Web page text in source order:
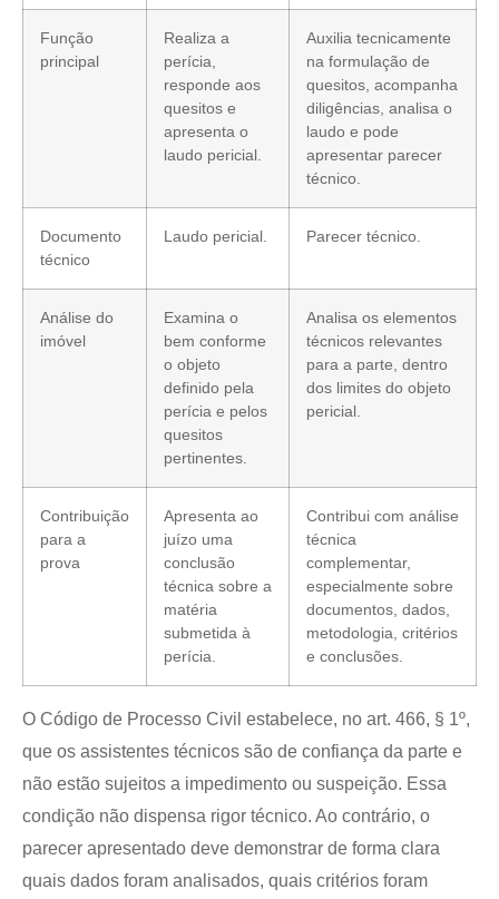
Função
principal
Realiza a
perícia,
responde aos
quesitos e
apresenta o
laudo pericial.
Auxilia tecnicamente
na formulação de
quesitos, acompanha
diligências, analisa o
laudo e pode
apresentar parecer
técnico.
Documento
técnico
Laudo pericial. Parecer técnico.
Análise do
imóvel
Examina o
bem conforme
o objeto
definido pela
perícia e pelos
quesitos
pertinentes.
Analisa os elementos
técnicos relevantes
para a parte, dentro
dos limites do objeto
pericial.
Contribuição
para a
prova
Apresenta ao
juízo uma
conclusão
técnica sobre a
matéria
submetida à
perícia.
Contribui com análise
técnica
complementar,
especialmente sobre
documentos, dados,
metodologia, critérios
e conclusões.
O Código de Processo Civil estabelece, no art. 466, § 1º,
que os assistentes técnicos são de confiança da parte e
não estão sujeitos a impedimento ou suspeição. Essa
condição não dispensa rigor técnico. Ao contrário, o
parecer apresentado deve demonstrar de forma clara
quais dados foram analisados, quais critérios foram